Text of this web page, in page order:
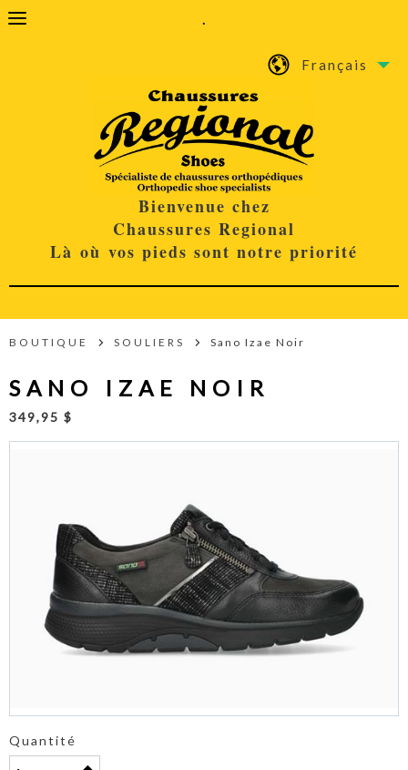
.
Français
Bienvenue chez
Chaussures Regional
Là où vos pieds sont notre priorité
BOUTIQUE SOULIERS Sano Izae Noir
SANO IZAE NOIR
349,95 $
Quantité